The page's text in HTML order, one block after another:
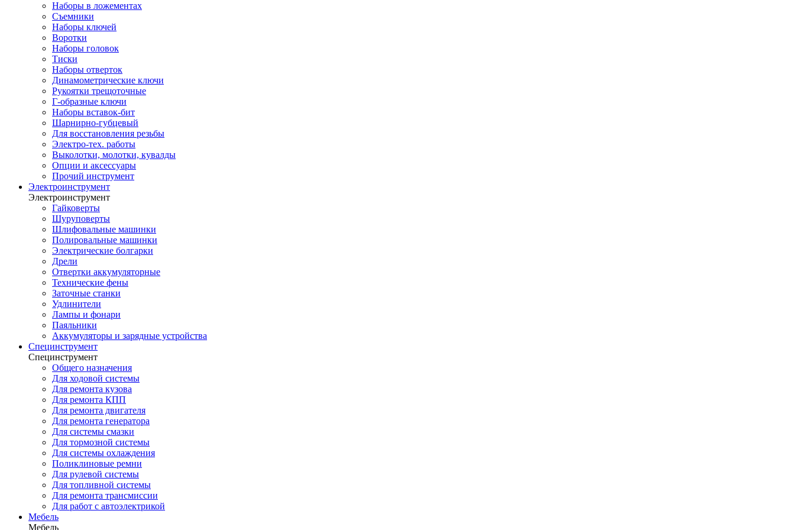
Наборы в ложементах
Съемники
Наборы ключей
Воротки
Наборы головок
Тиски
Наборы отверток
Динамометрические ключи
Рукоятки трещоточные
Г-образные ключи
Наборы вставок-бит
Шарнирно-губцевый
Для восстановления резьбы
Электро-тех. работы
Выколотки, молотки, кувалды
Опции и аксессуары
Прочий инструмент
Электроинструмент
Электроинструмент
Гайковерты
Шуруповерты
Шлифовальные машинки
Полировальные машинки
Электрические болгарки
Дрели
Отвертки аккумуляторные
Технические фены
Заточные станки
Удлинители
Лампы и фонари
Паяльники
Аккумуляторы и зарядные устройства
Специнструмент
Специнструмент
Общего назначения
Для ходовой системы
Для ремонта кузова
Для ремонта КПП
Для ремонта двигателя
Для ремонта генератора
Для системы смазки
Для тормозной системы
Для системы охлаждения
Поликлиновые ремни
Для рулевой системы
Для топливной системы
Для ремонта трансмиссии
Для работ с автоэлектрикой
Мебель
Мебель